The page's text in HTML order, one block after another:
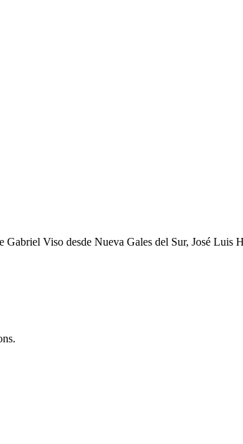
Gabriel Viso desde Nueva Gales del Sur, José